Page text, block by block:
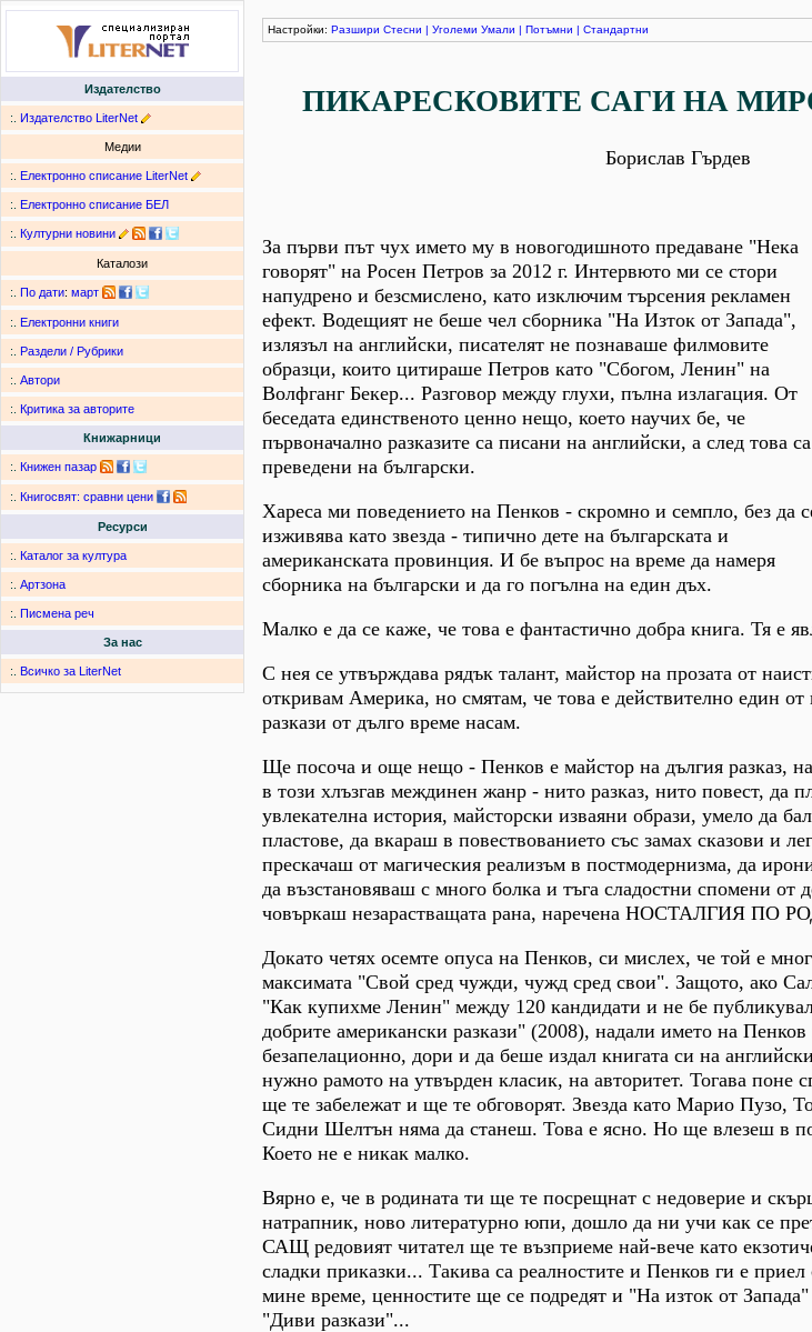
Издателство
:. Издателство LiterNet
Медии
:. Електронно списание LiterNet
:. Електронно списание БЕЛ
:. Културни новини
Каталози
:. По дати: март
:. Електронни книги
:. Раздели / Рубрики
:. Автори
:. Критика за авторите
Книжарници
:. Книжен пазар
:. Книгосвят: сравни цени
Ресурси
:. Каталог за култура
:. Артзона
:. Писмена реч
За нас
:. Всичко за LiterNet
Настройки: Разшири Стесни | Уголеми Умали | Потъмни | Стандартни
ПИКАРЕСКОВИТЕ САГИ НА
Борислав Гърдев
За първи път чух името му в новогодишното предаване "Нека
говорят" на Росен Петров за 2012 г. Интервюто ми се стори
напудрено и безсмислено, като изключим търсения рекламен
ефект. Водещият не беше чел сборника "На Изток от Запада",
излязъл на английски, писателят не познаваше филмовите
образци, които цитираше Петров като "Сбогом, Ленин" на
Волфганг Бекер... Разговор между глухи, пълна излагация. От
беседата единственото ценно нещо, което научих бе, че
първоначално разказите са писани на английски, а след това са
преведени на български.
Хареса ми поведението на Пенков - скромно и семпло, без да
изживява като звезда - типично дете на българската и
американската провинция. И бе въпрос на време да намеря
сборника на български и да го погълна на един дъх.
Малко е да се каже, че това е фантастично добра книга. Тя е
С нея се утвърждава рядък талант, майстор на прозата от
откривам Америка, но смятам, че това е действително един
разкази от дълго време насам.
Ще посоча и още нещо - Пенков е майстор на дългия разказ,
в този хлъзгав междинен жанр - нито разказ, нито повест, да
увлекателна история, майсторски изваяни образи, умело да
пластове, да вкараш в повествованието със замах сказови и
прескачаш от магическия реализъм в постмодернизма, да
да възстановяваш с много болка и тъга сладостни спомени от
човъркаш незарастващата рана, наречена НОСТАЛГИЯ ПО
Докато четях осемте опуса на Пенков, си мислех, че той е
максимата "Свой сред чужди, чужд сред свои". Защото, ако
"Как купихме Ленин" между 120 кандидати и не бе
добрите американски разкази" (2008), надали името на
безапелационно, дори и да беше издал книгата си на
нужно рамото на утвърден класик, на авторитет. Тогава поне
ще те забележат и ще те обговорят. Звезда като Марио Пузо,
Сидни Шелтън няма да станеш. Това е ясно. Но ще влезеш в
Което не е никак малко.
Вярно е, че в родината ти ще те посрещнат с недоверие и
натрапник, ново литературно юпи, дошло да ни учи как се
САЩ редовият читател ще те възприеме най-вече като
сладки приказки... Такива са реалностите и Пенков ги е
мине време, ценностите ще се подредят и "На изток от
"Диви разкази"...